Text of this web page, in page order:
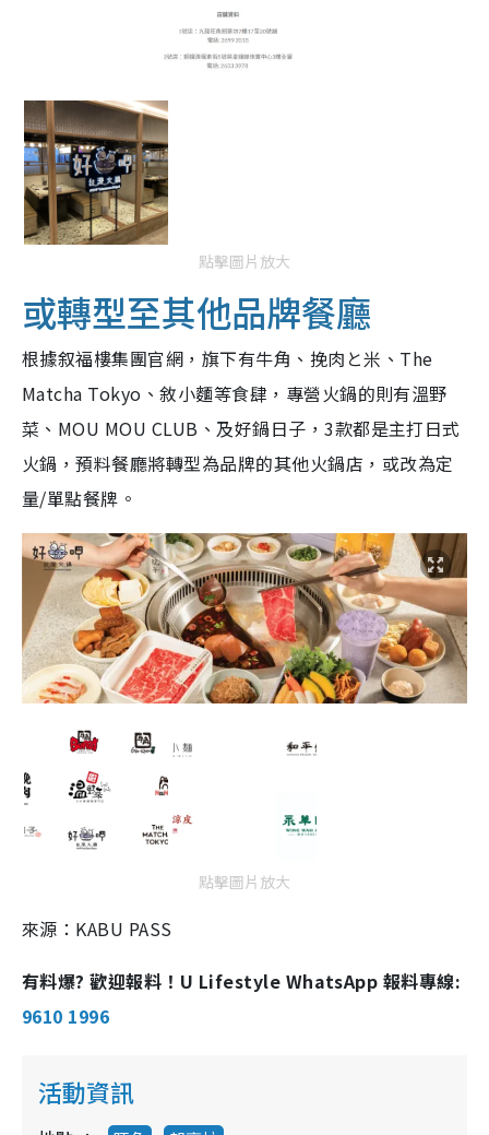
點擊圖片放大
或轉型至其他品牌餐廳
根據叙福樓集團官網，旗下有牛角、挽肉と米、The
Matcha Tokyo、敘小麵等食肆，專營火鍋的則有溫野
菜、MOU MOU CLUB、及好鍋日子，3款都是主打日式
火鍋，預料餐廳將轉型為品牌的其他火鍋店，或改為定
量/單點餐牌。
點擊圖片放大
來源：KABU PASS
有料爆? 歡迎報料！U Lifestyle WhatsApp 報料專線:
9610 1996
活動資訊